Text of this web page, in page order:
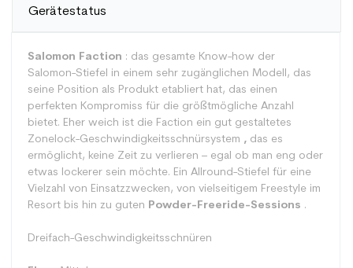
Gerätestatus
Salomon Faction : das gesamte Know-how der
Salomon-Stiefel in einem sehr zugänglichen Modell, das
seine Position als Produkt etabliert hat, das einen
perfekten Kompromiss für die größtmögliche Anzahl
bietet. Eher weich ist die Faction ein gut gestaltetes
Zonelock-Geschwindigkeitsschnürsystem , das es
ermöglicht, keine Zeit zu verlieren – egal ob man eng oder
etwas lockerer sein möchte. Ein Allround-Stiefel für eine
Vielzahl von Einsatzzwecken, von vielseitigem Freestyle im
Resort bis hin zu guten Powder-Freeride-Sessions .
Dreifach-Geschwindigkeitsschnüren